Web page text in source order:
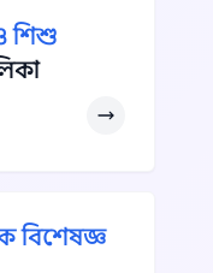
শিশু
বিশেষজ্ঞ